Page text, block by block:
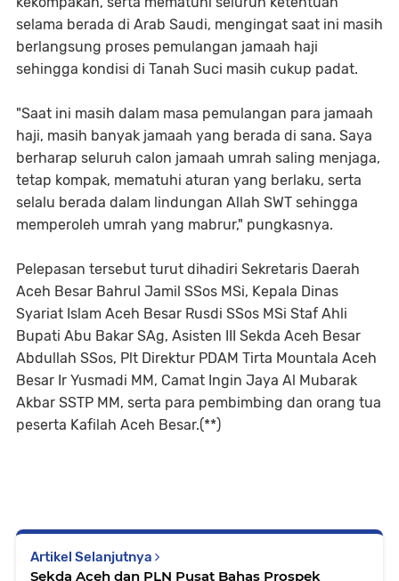
selama berada di Arab Saudi, mengingat saat ini masih
berlangsung proses pemulangan jamaah haji
sehingga kondisi di Tanah Suci masih cukup padat.
"Saat ini masih dalam masa pemulangan para jamaah
haji, masih banyak jamaah yang berada di sana. Saya
berharap seluruh calon jamaah umrah saling menjaga,
tetap kompak, mematuhi aturan yang berlaku, serta
selalu berada dalam lindungan Allah SWT sehingga
memperoleh umrah yang mabrur," pungkasnya.
Pelepasan tersebut turut dihadiri Sekretaris Daerah
Aceh Besar Bahrul Jamil SSos MSi, Kepala Dinas
Syariat Islam Aceh Besar Rusdi SSos MSi Staf Ahli
Bupati Abu Bakar SAg, Asisten III Sekda Aceh Besar
Abdullah SSos, Plt Direktur PDAM Tirta Mountala Aceh
Besar Ir Yusmadi MM, Camat Ingin Jaya Al Mubarak
Akbar SSTP MM, serta para pembimbing dan orang tua
peserta Kafilah Aceh Besar.(**)
Artikel Selanjutnya
Sekda Aceh dan PLN Pusat Bahas Prospek